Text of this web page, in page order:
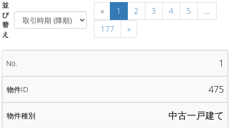
並
び
替
え
« 1 2 3 4 5
...
177
»
1
475
中古一戸建て